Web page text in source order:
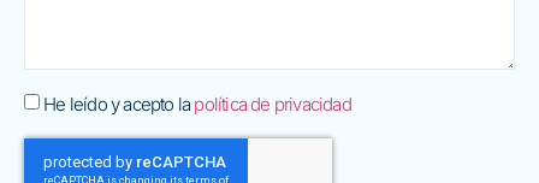
He leído y acepto la política de privacidad